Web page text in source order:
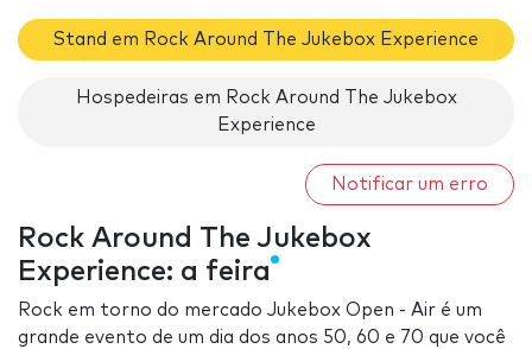
Stand em Rock Around The Jukebox Experience
Hospedeiras em Rock Around The Jukebox
Experience
Notificar um erro
Rock Around The Jukebox
Experience: a feira
Rock em torno do mercado Jukebox Open - Air é um
grande evento de um dia dos anos 50, 60 e 70 que você